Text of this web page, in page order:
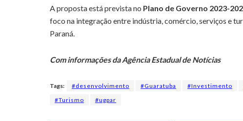
A proposta está prevista no Plano de Governo 2023-
foco na integração entre indústria, comércio, serviços e
Paraná.
Com informações da Agência Estadual de Notícias
Tags: #desenvolvimento #Guaratuba #Investimento
#Turismo
#ugpar